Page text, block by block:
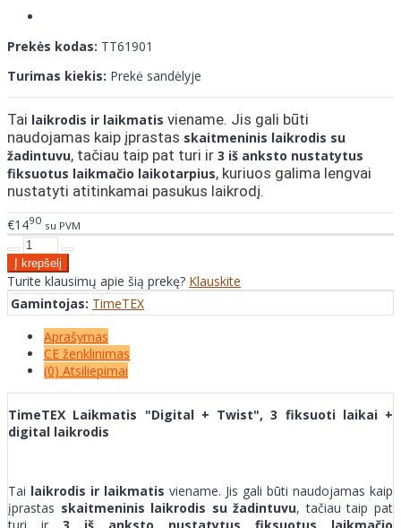
Prekės kodas: TT61901
Turimas kiekis: Prekė sandėlyje
Tai laikrodis ir laikmatis viename. Jis gali būti
naudojamas kaip įprastas skaitmeninis laikrodis su
žadintuvu, tačiau taip pat turi ir 3 iš anksto nustatytus
fiksuotus laikmačio laikotarpius, kuriuos galima lengvai
nustatyti atitinkamai pasukus laikrodį.
€1490 su PVM
Turite klausimų apie šią prekę? Klauskite
Gamintojas: TimeTEX
Aprašymas
CE ženklinimas
(0) Atsiliepimai
TimeTEX Laikmatis "Digital + Twist", 3 fiksuoti laikai +
digital laikrodis
Tai laikrodis ir laikmatis viename. Jis gali būti naudojamas kaip
įprastas skaitmeninis laikrodis su žadintuvu, tačiau taip pat